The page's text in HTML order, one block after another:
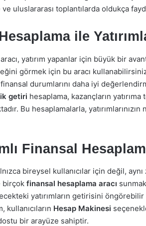
uluslararası toplantılarda oldukça
ile
aracı, yatırım yapanlar için büyük bir
görmek için bu aracı
finansal durumlarını daha iyi
getiri hesaplama, kazançların
Bu hesaplamalarla,
Finansal
bireysel kullanıcılar için değil,
birçok finansal hesaplama aracı
yatırımların getirisini
Hesap Makinesi
bir arayüze sahiptir.